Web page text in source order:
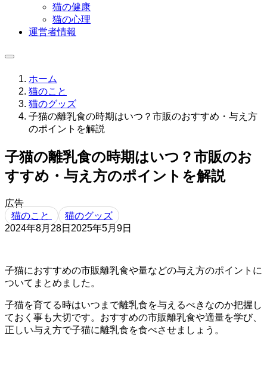
猫の健康
猫の心理
運営者情報
ホーム
猫のこと
猫のグッズ
子猫の離乳食の時期はいつ？市販のおすすめ・与え方
のポイントを解説
子猫の離乳食の時期はいつ？市販のお
すすめ・与え方のポイントを解説
広告
猫のこと
猫のグッズ
2024年8月28日2025年5月9日
子猫におすすめの市販離乳食や量などの与え方のポイントに
ついてまとめました。
子猫を育てる時はいつまで離乳食を与えるべきなのか把握し
ておく事も大切です。おすすめの市販離乳食や適量を学び、
正しい与え方で子猫に離乳食を食べさせましょう。